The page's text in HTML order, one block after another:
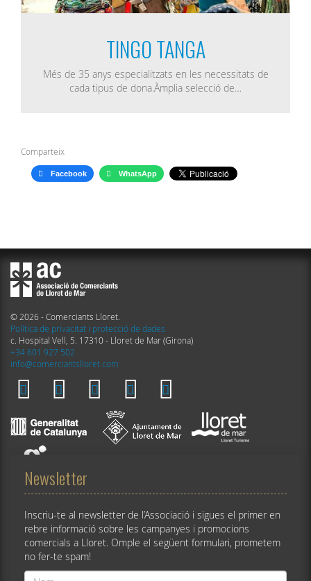
TINGO TANGA
Més de 35 anys especialitzats en les necessitats de
cada tipus de dona.Àmplia selecció de…
Comparteix
Facebook WhatsApp
© 2026 - Comerciants Lloret.
Política de privacitat i protecció de dades
c. Hospital Vell, 5. 17310 - Lloret de Mar (Girona)
+34 601 927 502
info@comerciantslloret.com
Newsletter
Inscriu-te al newsletter de l’Associació i sigues el primer en
rebre informació sobre les campanyes i promocions
comercials a Lloret. Omple el següent formulari, prometem
no fer-te spam!
Nom